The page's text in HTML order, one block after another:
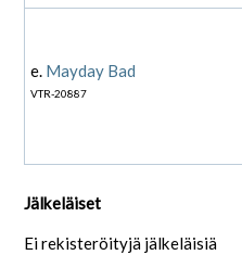
e. Mayday Bad
VTR-20887
Jälkeläiset
Ei rekisteröityjä jälkeläisiä